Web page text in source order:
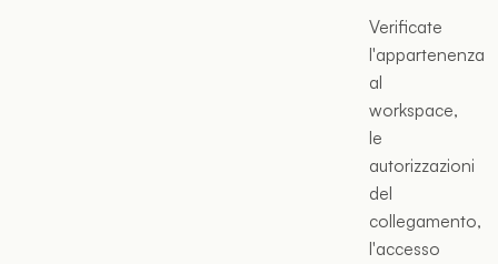
Verificate
l'appartenenza
al
workspace,
le
autorizzazioni
del
collegamento,
l'accesso